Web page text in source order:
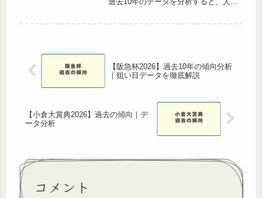
【阪急杯2026】過去10年の傾向分析
｜狙い目データを徹底解説
【小倉大賞典2026】過去の傾向｜デ
ータ分析
コメント